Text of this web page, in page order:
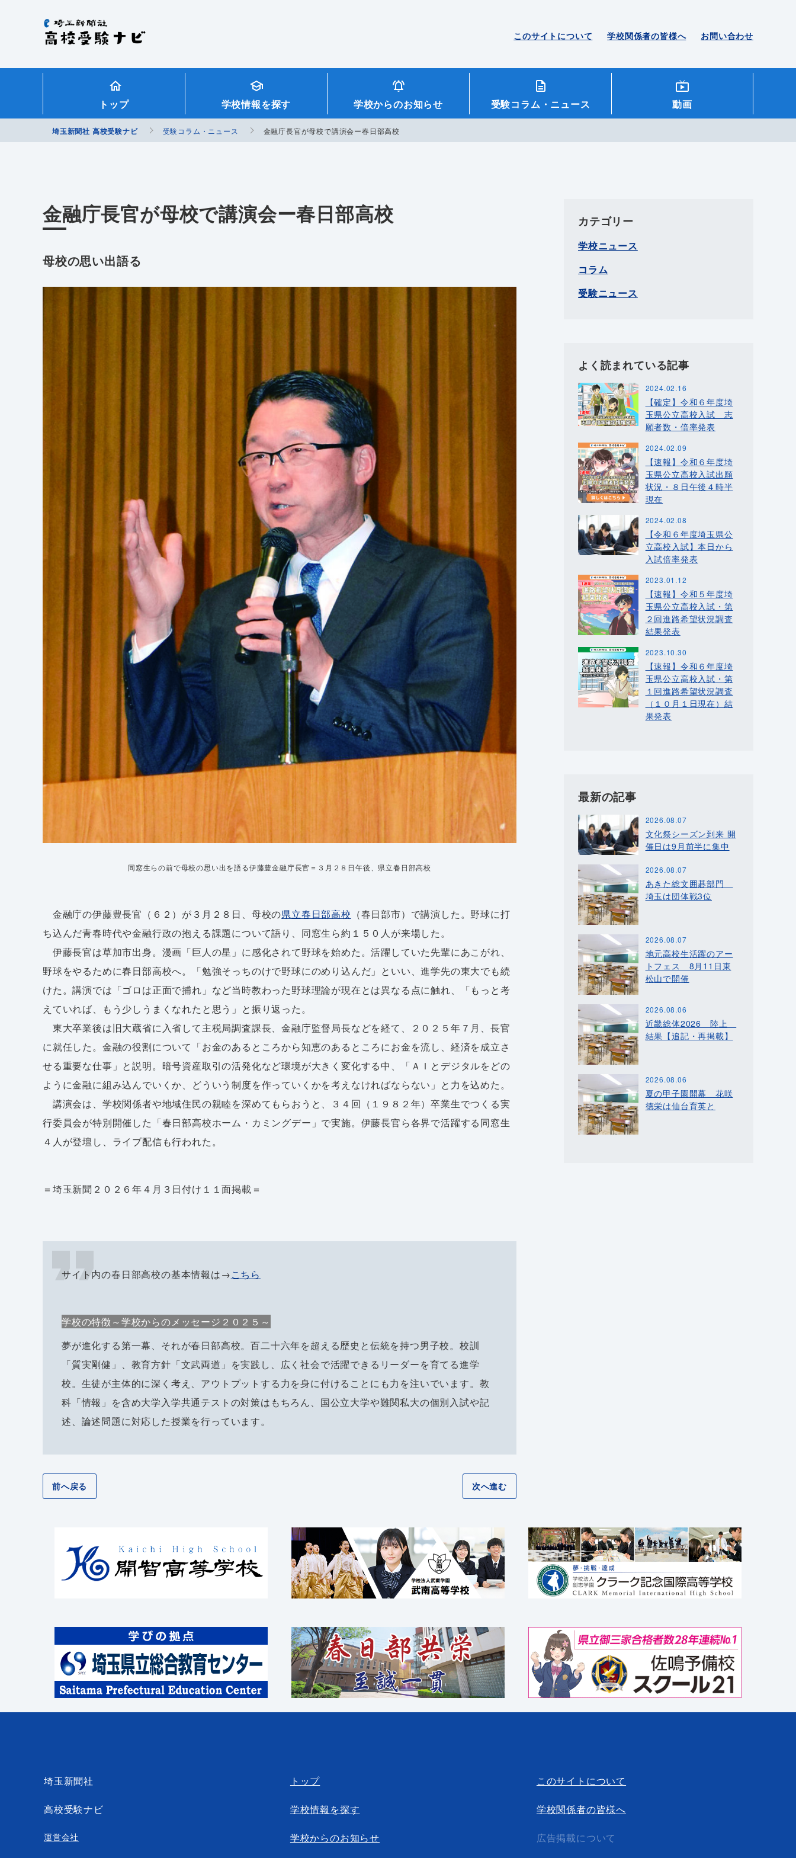
このサイトについて 学校関係者の皆様へ お問い合わせ
トップ 学校情報を探す 学校からのお知らせ 受験コラム ・ニュース 動画
埼玉新聞社 高校受験ナビ 受験コラム・ニュース 金融庁長官が母校で講演会ー春日部高校
金融庁長官が母校で講演会ー春日部高校
母校の思い出語る
同窓生らの前で母校の思い出を語る伊藤豊金融庁長官＝３月２８日午後、県立春日部高校
金融庁の伊藤豊長官（６２）が３月２８日、母校の県立春日部高校 （春日部市）で講演した。野球に打
ち込んだ青春時代や金融行政の抱える課題について語り、同窓生ら約１５０人が来場した。
伊藤長官は草加市出身。漫画「巨人の星」に感化されて野球を始めた。活躍していた先輩にあこがれ、
野球をやるために春日部高校へ。「勉強そっちのけで野球にのめり込んだ」といい、進学先の東大でも続
けた。講演では「ゴロは正面で捕れ」など当時教わった野球理論が現在とは異なる点に触れ、「もっと考
えていれば、もう少しうまくなれたと思う」と振り返った。
東大卒業後は旧大蔵省に入省して主税局調査課長、金融庁監督局長などを経て、２０２５年７月、長官
に就任した。金融の役割について「お金のあるところから知恵のあるところにお金を流し、経済を成立さ
せる重要な仕事」と説明。暗号資産取引の活発化など環境が大きく変化する中、「ＡＩとデジタルをどの
ように金融に組み込んでいくか、どういう制度を作っていくかを考えなければならない」と力を込めた。
講演会は、学校関係者や地域住民の親睦を深めてもらおうと、３４回（１９８２年）卒業生でつくる実
行委員会が特別開催した「春日部高校ホーム・カミングデー」で実施。伊藤長官ら各界で活躍する同窓生
４人が登壇し、ライブ配信も行われた。
＝埼玉新聞２０２６年４月３日付け１１面掲載＝
サイト内の春日部高校の基本情報は→こちら
学校の特徴～学校からのメッセージ２０２５～
夢が進化する第一幕、それが春日部高校。百二十六年を超える歴史と伝統を持つ男子校。校訓
「質実剛健」、教育方針「文武両道」を実践し、広く社会で活躍できるリーダーを育てる進学
校。生徒が主体的に深く考え、アウトプットする力を身に付けることにも力を注いでいます。教
科「情報」を含め大学入学共通テストの対策はもちろん、国公立大学や難関私大の個別入試や記
述、論述問題に対応した授業を行っています。
前へ戻る 次へ進む
カテゴリー
学校ニュース
コラム
受験ニュース
よく読まれている記事
2024.02.16
【確定】令和６年度埼
玉県公立高校入試 志
願者数・倍率発表
2024.02.09
【速報】令和６年度埼
玉県公立高校入試出願
状況・８日午後４時半
現在
2024.02.08
【令和６年度埼玉県公
立高校入試】本日から
入試倍率発表
2023.01.12
【速報】令和５年度埼
玉県公立高校入試・第
２回進路希望状況調査
結果発表
2023.10.30
【速報】令和６年度埼
玉県公立高校入試・第
１回進路希望状況調査
（１０月１日現在）結
果発表
最新の記事
2026.08.07
文化祭シーズン到来 開
催日は9月前半に集中
2026.08.07
あきた総文囲碁部門
埼玉は団体戦3位
2026.08.07
地元高校生活躍のアー
トフェス 8月11日東
松山で開催
2026.08.06
近畿総体2026 陸上
結果【追記・再掲載】
2026.08.06
夏の甲子園開幕 花咲
徳栄は仙台育英と
埼玉新聞社
高校受験ナビ
運営会社
トップ
学校情報を探す
学校からのお知らせ
このサイトについて
学校関係者の皆様へ
広告掲載について